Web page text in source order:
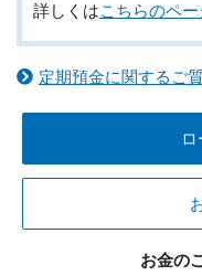
詳しくはこちらのペー
定期預金に関するご
お金の